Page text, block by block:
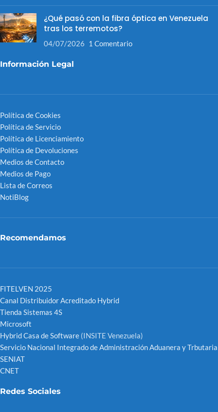
¿Qué pasó con la fibra óptica en Venezuela
tras los terremotos?
04/07/2026 1 Comentario
Información Legal
Política de Cookies
Política de Servicio
Política de Licenciamiento
Política de Devoluciones
Medios de Contacto
Medios de Pago
Lista de Correos
NotiBlog
Recomendamos
FITELVEN 2025
Canal Distribuidor Acreditado Hybrid
Tienda Sistemas 4S
Microsoft
Hybrid Casa de Software (INSITE Venezuela)
Servicio Nacional Integrado de Administración Aduanera y Trbutaria
SENIAT
CNET
Redes Sociales